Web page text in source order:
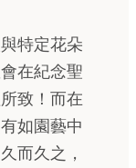
特定花朵
在紀念聖
致！而在
如園藝中
而久之，